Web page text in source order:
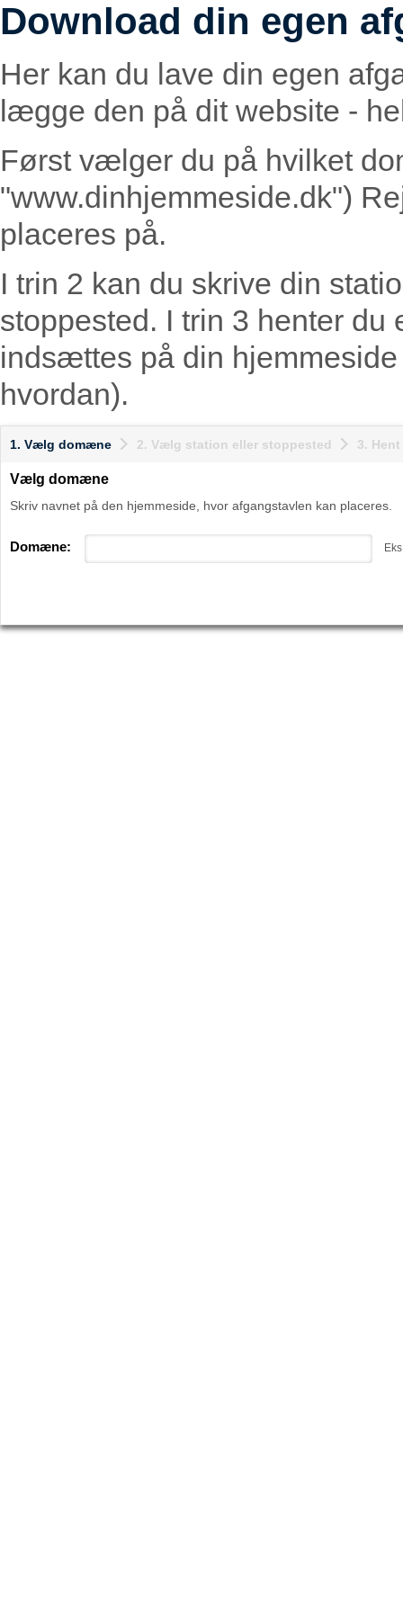
Download din egen
Her kan du lave din egen
lægge den på dit website -
Først vælger du på hvilket
"www.dinhjemmeside.dk")
placeres på.
I trin 2 kan du skrive din
stoppested. I trin 3 henter du
indsættes på din
hvordan).
1. Vælg domæne 2. Vælg station eller stoppested 3.
Vælg domæne
Skriv navnet på den hjemmeside, hvor afgangstavlen kan placeres.
Domæne: